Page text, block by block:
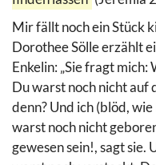
Mir fällt noch ein Stück
Dorothee Sölle erzählt
Enkelin: „Sie fragt mich:
Du warst noch nicht auf
denn? Und ich (blöd,
warst noch nicht
gewesen sein!, sagt sie.